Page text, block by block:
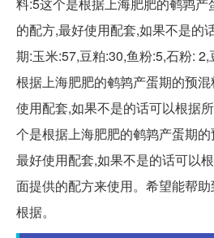
料:5这个是根据上海肥肥的鹌鹑
的配方,最好使用配套,如果不是的
期:玉米:57,豆粕:30,鱼粉:5,石粉:
根据上海肥肥的鹌鹑产蛋期的预
使用配套,如果不是的话可以根据
个是根据上海肥肥的鹌鹑产蛋期
最好使用配套,如果不是的话可以
面提供的配方来使用。希望能帮
根据。